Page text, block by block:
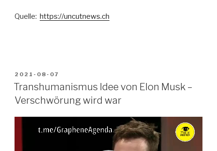
Quelle: https://uncutnews.ch
VERÖFFENTLICHT
AM
2021-08-07
Transhumanismus Idee von Elon Musk –
Verschwörung wird war